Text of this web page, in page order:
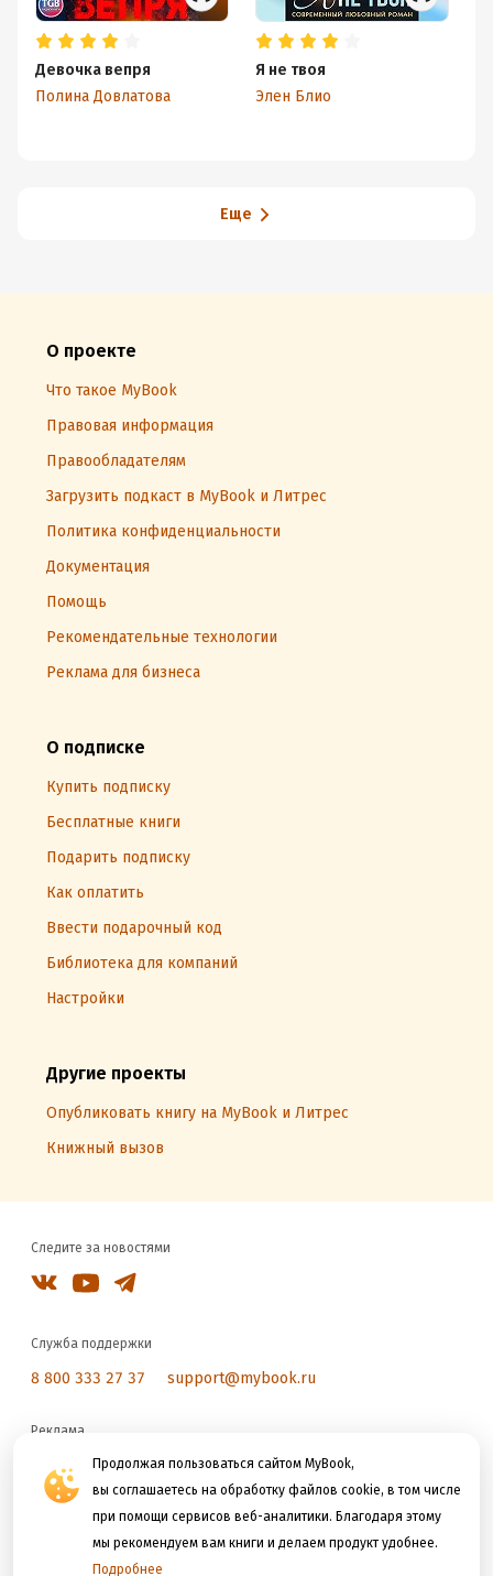
Продолжая пользоваться сайтом MyBook,
вы соглашаетесь на обработку файлов cookie, в том числе
при помощи сервисов веб-аналитики. Благодаря этому
мы рекомендуем вам книги и делаем продукт удобнее.
Подробнее
Девочка вепря
Полина Довлатова
Я не твоя
Элен Блио
Еще
О проекте
Что такое MyBook
Правовая информация
Правообладателям
Загрузить подкаст в MyBook и Литрес
Политика конфиденциальности
Документация
Помощь
Рекомендательные технологии
Реклама для бизнеса
О подписке
Купить подписку
Бесплатные книги
Подарить подписку
Как оплатить
Ввести подарочный код
Библиотека для компаний
Настройки
Другие проекты
Опубликовать книгу на MyBook и Литрес
Книжный вызов
Следите за новостями
Служба поддержки
8 800 333 27 37 support@mybook.ru
Реклама
reklama@litres.ru
Мы принимаем к оплате